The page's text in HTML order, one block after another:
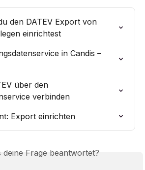
den DATEV Export von
einrichtest
in Candis –
über den
verbinden
Export einrichten
deine Frage beantwortet?